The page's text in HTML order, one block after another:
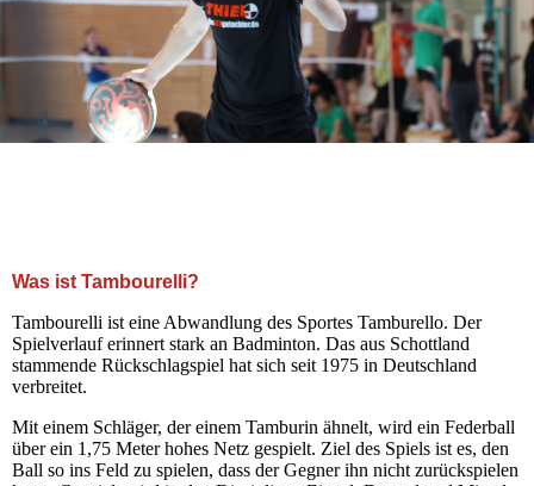
Was ist Tambourelli?
Tambourelli ist eine Abwandlung des Sportes Tamburello. Der
Spielverlauf erinnert stark an Badminton. Das aus Schottland
stammende Rückschlagspiel hat sich seit 1975 in Deutschland
verbreitet.
Mit einem Schläger, der einem Tamburin ähnelt, wird ein Federball
über ein 1,75 Meter hohes Netz gespielt. Ziel des Spiels ist es, den
Ball so ins Feld zu spielen, dass der Gegner ihn nicht zurückspielen